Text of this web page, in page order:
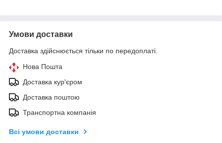
Умови доставки
Доставка здійснюється тільки по передоплаті.
Нова Пошта
Доставка кур'єром
Доставка поштою
Транспортна компанія
Всі умови доставки